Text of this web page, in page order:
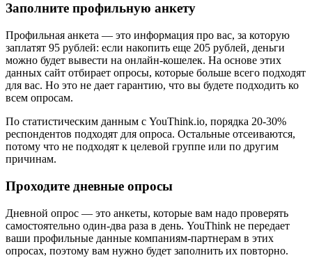
Заполните профильную анкету
Профильная анкета — это информация про вас, за которую
заплатят 95 рублей: если накопить еще 205 рублей, деньги
можно будет вывести на онлайн-кошелек. На основе этих
данных сайт отбирает опросы, которые больше всего подходят
для вас. Но это не дает гарантию, что вы будете подходить ко
всем опросам.
По статистическим данным с YouThink.io, порядка 20-30%
респондентов подходят для опроса. Остальные отсеиваются,
потому что не подходят к целевой группе или по другим
причинам.
Проходите дневные опросы
Дневной опрос — это анкеты, которые вам надо проверять
самостоятельно один-два раза в день. YouThink не передает
ваши профильные данные компаниям-партнерам в этих
опросах, поэтому вам нужно будет заполнить их повторно.